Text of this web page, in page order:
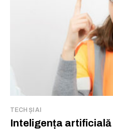
TECH ȘI AI
Inteligența